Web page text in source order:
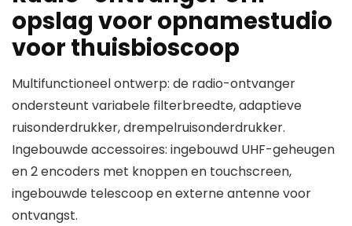
opslag voor opnamestudio
voor thuisbioscoop
Multifunctioneel ontwerp: de radio-ontvanger
ondersteunt variabele filterbreedte, adaptieve
ruisonderdrukker, drempelruisonderdrukker.
Ingebouwde accessoires: ingebouwd UHF-geheugen
en 2 encoders met knoppen en touchscreen,
ingebouwde telescoop en externe antenne voor
ontvangst.